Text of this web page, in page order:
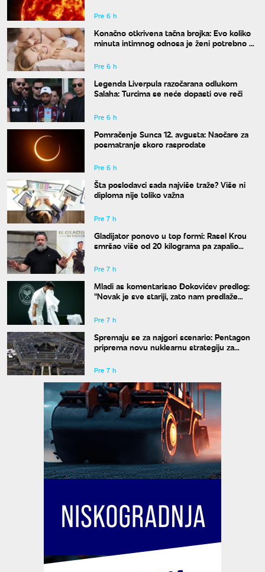
Pre 6 h
Konačno otkrivena tačna brojka: Evo koliko
minuta intimnog odnosa je ženi potrebno da
Pre 6 h
Legenda Liverpula razočarana odlukom
Salaha: Turcima se neće dopasti ove reči
Pre 6 h
Pomračenje Sunca 12. avgusta: Naočare za
posmatranje skoro rasprodate
Pre 6 h
Šta poslodavci sada najviše traže? Više ni
diploma nije toliko važna
Pre 7 h
Gladijator ponovo u top formi: Rasel Krou
smršao više od 20 kilograma pa zapalio
Pre 7 h
Mladi as komentarisao Đokovićev predlog:
"Novak je sve stariji, zato nam predlaže
Pre 7 h
Spremaju se za najgori scenario: Pentagon
priprema novu nuklearnu strategiju za
Pre 7 h